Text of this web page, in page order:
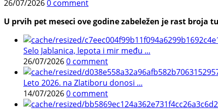
26/07/20260 comment
U prvih pet meseci ove godine zabeležen je rast
Selo Jablanica, lepota i mir među ...
26/07/20260 comment
Leto 2026. na Zlatiboru donosi ...
14/07/20260 comment